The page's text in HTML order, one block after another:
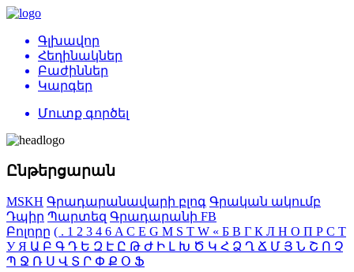
Գլխավոր
Հեղինակներ
Բաժիններ
Կարգեր
Մուտք գործել
Ընթերցարան
MSKH Գրադարանավարի բլոգ Գրական ակումբ
Դպիր Պարտեզ Գրադարանի FB
Բոլորը ( . 1 2 3 4 6 AC E G M S T W « Б В Г К Л Н О П Р С Т
УЯ Ա Բ Գ Դ Ե Զ Է Ը Թ Ժ Ի Լ Խ Ծ Կ Հ Ձ Ղ Ճ Մ Յ Ն Շ Ո Չ
Պ Ջ Ռ Ս Վ Տ Ր Փ Ք Օ Ֆ